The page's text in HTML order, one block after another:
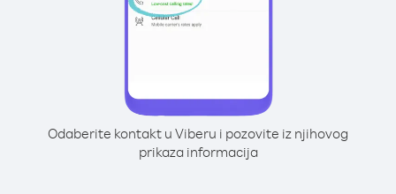
Odaberite kontakt u Viberu i pozovite iz njihovog
prikaza informacija